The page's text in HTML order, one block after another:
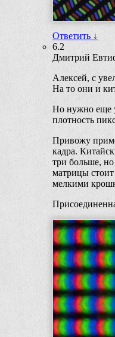
Ответить ↓
6.2
Дмитрий
Алексей, с
На то они и
Но нужно еще
плотность
Привожу
кадра.
три больше,
матрицы
мелкими